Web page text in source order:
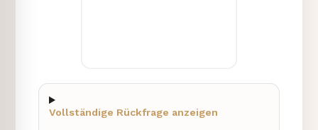
Vollständige Rückfrage anzeigen